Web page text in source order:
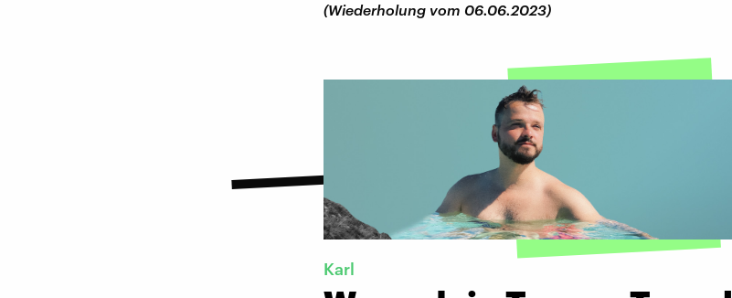
(Wiederholung vom 06.06.2023)
Karl